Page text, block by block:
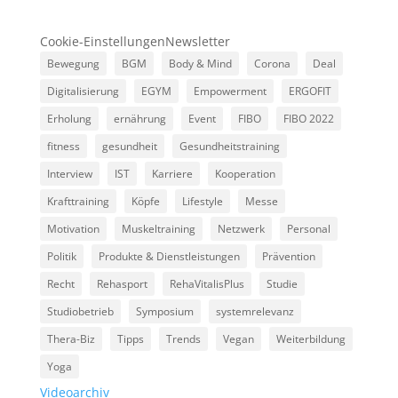
Cookie-EinstellungenNewsletter
Bewegung BGM Body & Mind Corona
Deal
Digitalisierung
EGYM Empowerment
ERGOFIT
Erholung
ernährung Event FIBO
FIBO 2022
fitness
gesundheit
Gesundheitstraining
Interview
IST Karriere
Kooperation
Krafttraining
Köpfe Lifestyle
Messe
Motivation
Muskeltraining Netzwerk
Personal
Politik
Produkte & Dienstleistungen
Prävention
Recht
Rehasport RehaVitalisPlus
Studie
Studiobetrieb
Symposium
systemrelevanz
Thera-Biz
Tipps Trends Vegan
Weiterbildung
Yoga
Videoarchiv